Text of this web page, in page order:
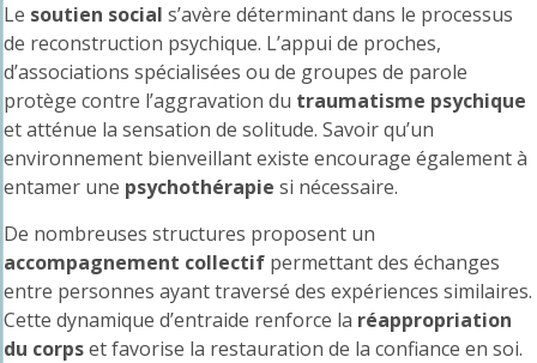
Le soutien social s’avère déterminant dans le processus
de reconstruction psychique. L’appui de proches,
d’associations spécialisées ou de groupes de parole
protège contre l’aggravation du traumatisme psychique
et atténue la sensation de solitude. Savoir qu’un
environnement bienveillant existe encourage également à
entamer une psychothérapie si nécessaire.
De nombreuses structures proposent un
accompagnement collectif permettant des échanges
entre personnes ayant traversé des expériences similaires.
Cette dynamique d’entraide renforce la réappropriation
du corpset favorise la restauration de la confiance en soi.